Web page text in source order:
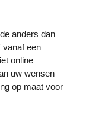
anders dan
vanaf een
online
uw wensen
op maat voor